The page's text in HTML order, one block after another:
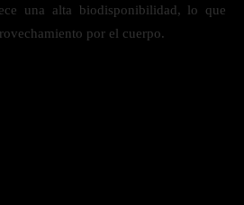
una alta biodisponibilidad, lo que
por el cuerpo.